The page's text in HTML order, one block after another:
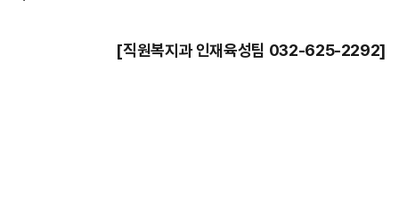
[직원복지과 인재육성팀 032-625-2292]